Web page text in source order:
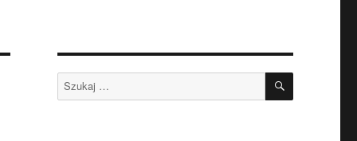
Szukaj: SZUKAJ